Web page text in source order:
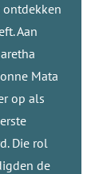
Aan
Mata
op als
Die rol
de